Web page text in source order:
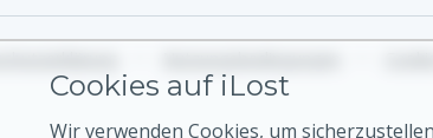
Cookies auf iLost
Wir verwenden Cookies, um